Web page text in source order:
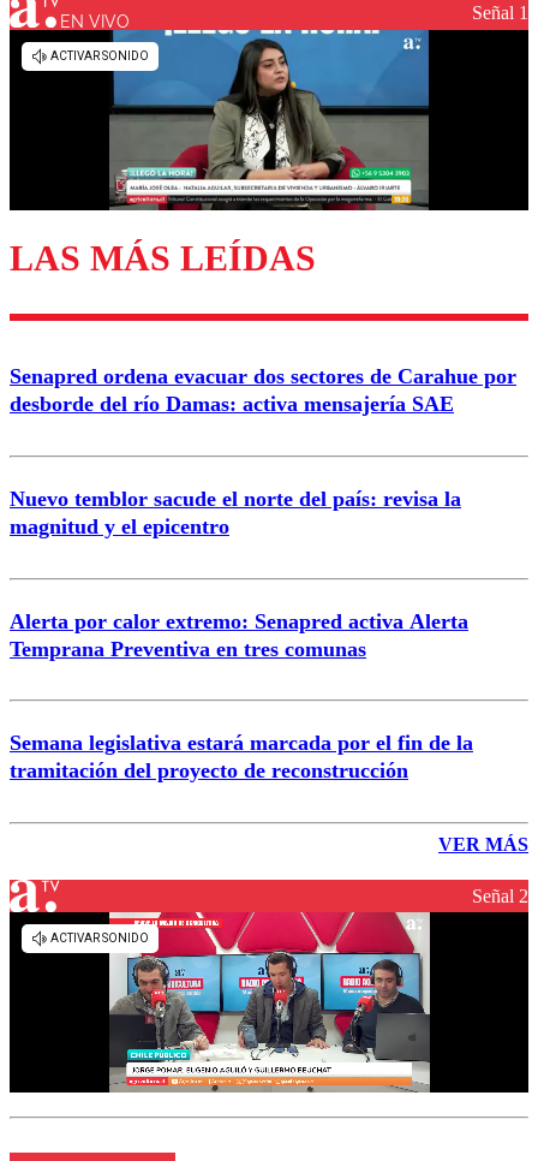
Los comentarios son moderados para garantizar un
diálogo respetuoso.
Enviar comentario
EN VIVO Señal 1
LAS MÁS LEÍDAS
Senapred ordena evacuar dos sectores de Carahue por
desborde del río Damas: activa mensajería SAE
Nuevo temblor sacude el norte del país: revisa la
magnitud y el epicentro
Alerta por calor extremo: Senapred activa Alerta
Temprana Preventiva en tres comunas
Semana legislativa estará marcada por el fin de la
tramitación del proyecto de reconstrucción
VER MÁS
Señal 2